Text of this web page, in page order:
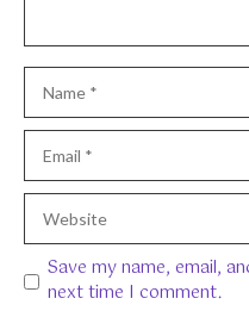
Name
Email
Website
Save my name, email,
next time I comment.